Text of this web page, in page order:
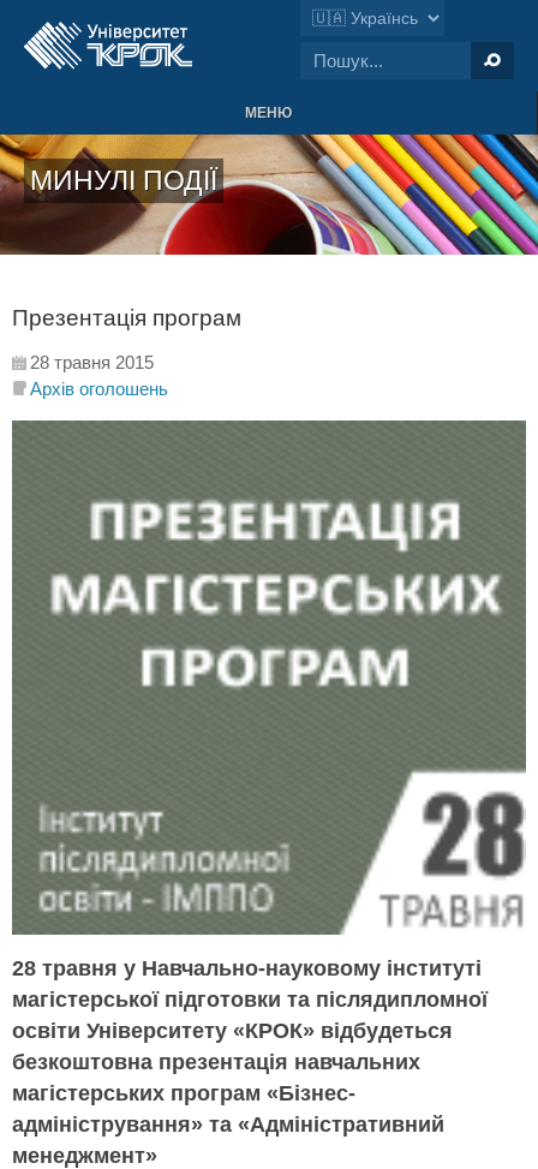
МЕНЮ
МИНУЛІ ПОДІЇ
Презентація програм
28 травня 2015
Архів оголошень
28 травня у Навчально-науковому інституті
магістерської підготовки та післядипломної
освіти Університету «КРОК» відбудеться
безкоштовна презентація навчальних
магістерських програм «Бізнес-
адміністрування» та «Адміністративний
менеджмент»